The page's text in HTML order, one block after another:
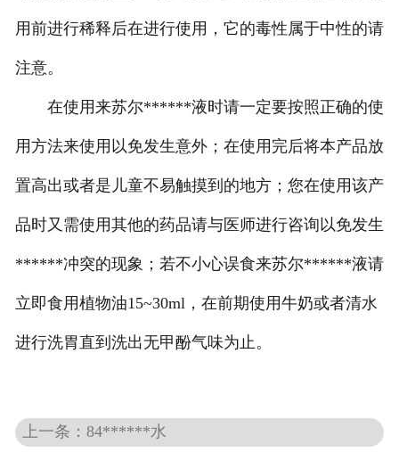
用前进行稀释后在进行使用，它的毒性属于中性的请
注意。
在使用来苏尔******液时请一定要按照正确的使
用方法来使用以免发生意外；在使用完后将本产品放
置高出或者是儿童不易触摸到的地方；您在使用该产
品时又需使用其他的药品请与医师进行咨询以免发生
******冲突的现象；若不小心误食来苏尔******液请
立即食用植物油15~30ml，在前期使用牛奶或者清水
进行洗胃直到洗出无甲酚气味为止。
上一条：84******水